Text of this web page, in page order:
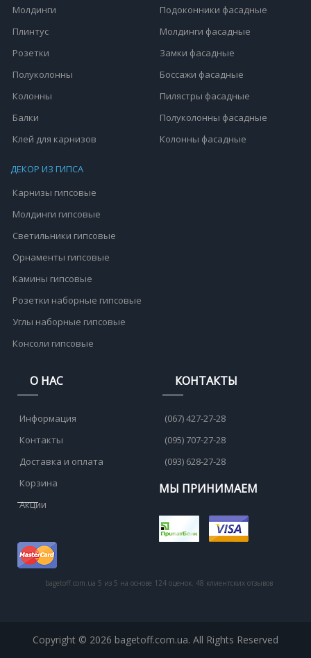
Молдинги
Плинтус
Розетки
Полуколонны
Колонны
Балки
Клей для карнизов
Подоконники фасадные
Молдинги фасадные
Замки фасадные
Боссажи фасадные
Пилястры фасадные
Полуколонны фасадные
Колонны фасадные
ДЕКОР ИЗ ГИПСА
Карнизы гипсовые
Молдинги гипсовые
Светильники гипсовые
Орнаменты гипсовые
Камины гипсовые
Розетки наборные гипсовые
Углы наборные гипсовые
Консоли гипсовые
О НАС
Информация
Контакты
Доставка и оплата
Корзина
Акции
КОНТАКТЫ
(067) 427-27-28
(095) 707-27-28
(093) 628-27-28
МЫ ПРИНИМАЕМ
bagetoff.com.ua 5 из 5 на основе 124 оценок. 48 клиентских отзывов
Copyright © 2026 bagetoff.com.ua. All Rights Reserved